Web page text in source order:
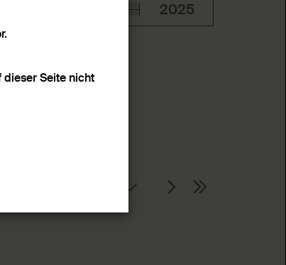
dieser Seite nicht